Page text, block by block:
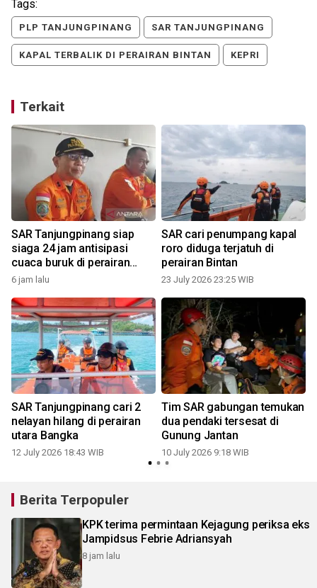
Tags:
PLP TANJUNGPINANG SAR TANJUNGPINANG
KAPAL TERBALIK DI PERAIRAN BINTAN KEPRI
Terkait
SAR Tanjungpinang siap
siaga 24 jam antisipasi
cuaca buruk di perairan
Kepri
6 jam lalu
SAR cari penumpang kapal
roro diduga terjatuh di
perairan Bintan
23 July 2026 23:25 WIB
SAR Tanjungpinang cari 2
nelayan hilang di perairan
utara Bangka
12 July 2026 18:43 WIB
Tim SAR gabungan temukan
dua pendaki tersesat di
Gunung Jantan
10 July 2026 9:18 WIB
Berita Terpopuler
KPK terima permintaan Kejagung periksa eks
Jampidsus Febrie Adriansyah
8 jam lalu